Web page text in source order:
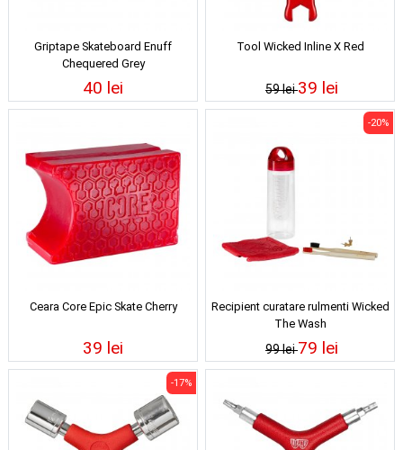
Griptape Skateboard Enuff
Chequered Grey
40 lei
Tool Wicked Inline X Red
59 lei39 lei
Ceara Core Epic Skate Cherry
39 lei
Recipient curatare rulmenti Wicked
The Wash
99 lei
-20%
79 lei
-17%